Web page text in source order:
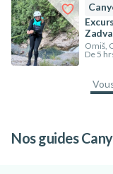
Omiš,
De 5
Nos guides